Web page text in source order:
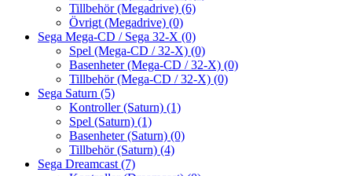
Tillbehör (Megadrive) (6)
Övrigt (Megadrive) (0)
Sega Mega-CD / Sega 32-X (0)
Spel (Mega-CD / 32-X) (0)
Basenheter (Mega-CD / 32-X) (0)
Tillbehör (Mega-CD / 32-X) (0)
Sega Saturn (5)
Kontroller (Saturn) (1)
Spel (Saturn) (1)
Basenheter (Saturn) (0)
Tillbehör (Saturn) (4)
Sega Dreamcast (7)